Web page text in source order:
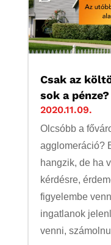
Csak az
sok a pénze?
2020.11.09.
Olcsóbb a
agglomeráció?
hangzik, de ha
kérdésre,
figyelembe
ingatlanok
venni,